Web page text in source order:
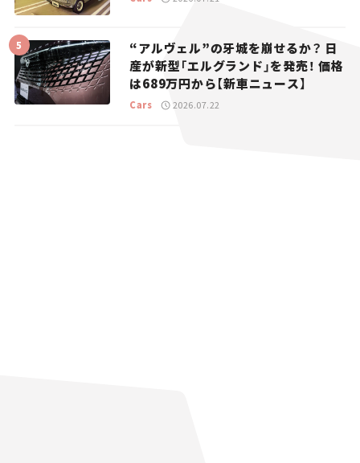
“アルヴェル”の牙城を崩せるか？ 日
産が新型「エルグランド」を発売！ 価格
は689万円から【新車ニュース】
Cars 2026.07.22